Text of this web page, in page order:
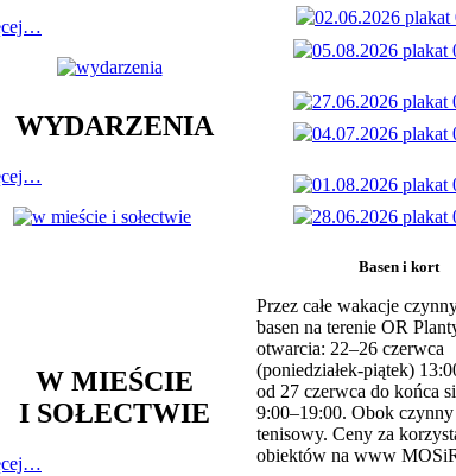
WYDARZENIA
W MIEŚCIE
I SOŁECTWIE
Basen i kort
Przez całe wakacje
basen na terenie OR
otwarcia: 22–26 czerwca
(poniedziałek-piątek)
od 27 czerwca do końca
9:00–19:00. Obok
tenisowy. Ceny za
obiektów na www